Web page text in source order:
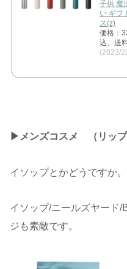
子供 魔
い ギフ
ス(z)
価格：
込、送
(2023/
▶︎メンズコスメ （リップ
イソップとかどうですか
イソップ/ニールズヤー
ジも素敵です。